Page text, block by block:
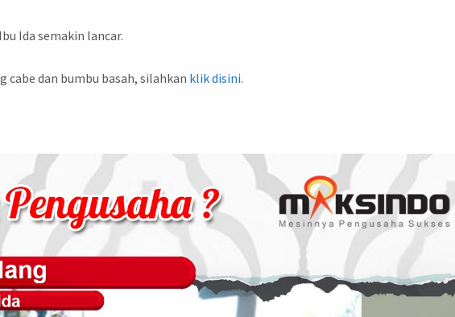
Ida semakin lancar.
dan bumbu basah, silahkan klik disini.